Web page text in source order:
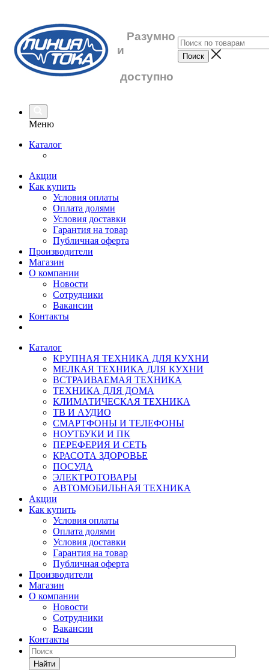
Разумно
и
доступно
Меню
Каталог
Акции
Как купить
Условия оплаты
Оплата долями
Условия доставки
Гарантия на товар
Публичная оферта
Производители
Магазин
О компании
Новости
Сотрудники
Вакансии
Контакты
Каталог
КРУПНАЯ ТЕХНИКА ДЛЯ КУХНИ
МЕЛКАЯ ТЕХНИКА ДЛЯ КУХНИ
ВСТРАИВАЕМАЯ ТЕХНИКА
ТЕХНИКА ДЛЯ ДОМА
КЛИМАТИЧЕСКАЯ ТЕХНИКА
ТВ И AУДИО
СМАРТФОНЫ И ТЕЛЕФОНЫ
НОУТБУКИ И ПК
ПЕРЕФЕРИЯ И СЕТЬ
КРАСОТА ЗДОРОВЬЕ
ПОСУДА
ЭЛЕКТРОТОВАРЫ
АВТОМОБИЛЬНАЯ ТЕХНИКА
Акции
Как купить
Условия оплаты
Оплата долями
Условия доставки
Гарантия на товар
Публичная оферта
Производители
Магазин
О компании
Новости
Сотрудники
Вакансии
Контакты
Найти